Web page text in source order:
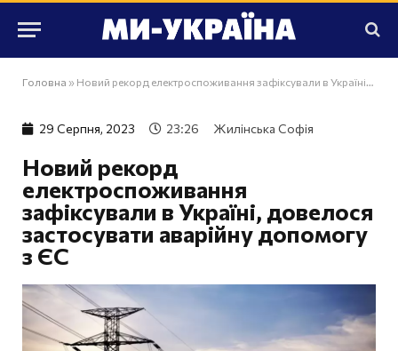
Головна » Новий рекорд електроспоживання зафіксували в Україні, довелося застосувати аварійну допомогу з ЄС
29 Серпня, 2023 23:26 Жилінська Софія
Новий рекорд
електроспоживання
зафіксували в Україні, довелося
застосувати аварійну допомогу
з ЄС